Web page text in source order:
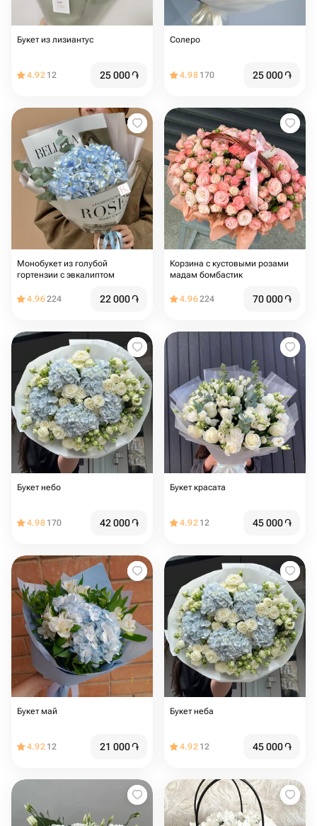
Букет из лизиантус
4.92 12 25 000֏
Солеро
4.98 170 25 000֏
Монобукет из голубой
гортензии с эвкалиптом
4.96224 22 000֏
Корзина с кустовыми розами
мадам бомбастик
4.96224 70 000֏
Букет небо
4.98 170 42 000֏
Букет красата
4.92 12 45 000֏
Букет май
4.92 12 21 000֏
Букет неба
4.92 12 45 000֏